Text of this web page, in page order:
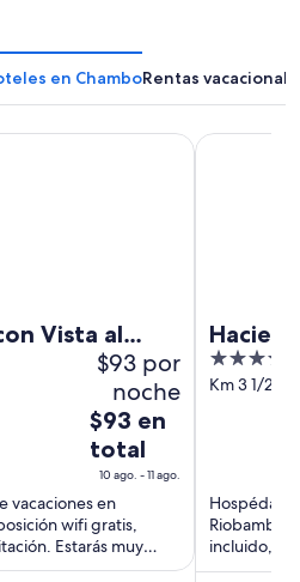
en ChamboRentas
Vista al
$93 por
noche
El
precio
es
$93
en
total
$93 en
total
10 ago. - 11 ago.
vacaciones en
wifi gratis,
Estarás muy
...
al Chimborazo en Chambo
3.5
out
Km 3 1/2
Hospédate
Riobamba.
incluido,
Estarás
Hacienda